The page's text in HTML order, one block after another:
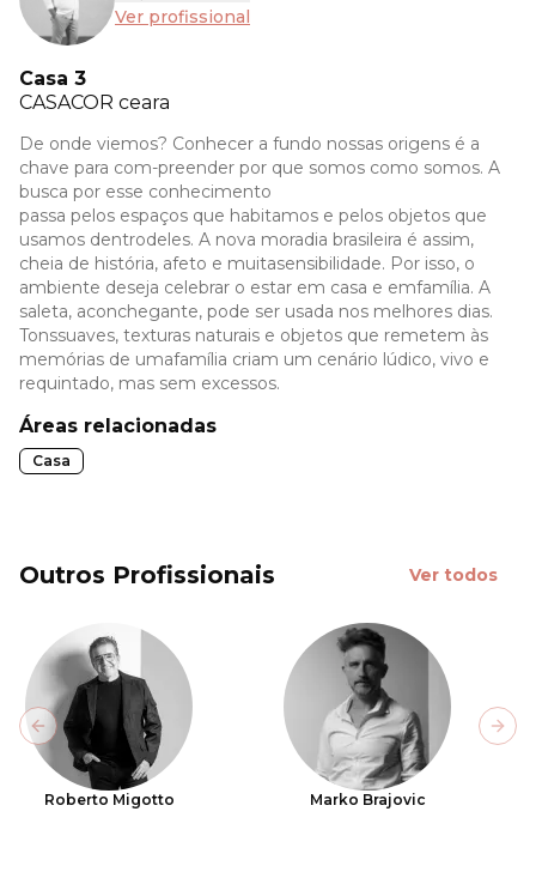
Ver profissional
Casa 3
CASACOR ceara
De onde viemos? Conhecer a fundo nossas origens é a
chave para com-preender por que somos como somos. A
busca por esse conhecimento
passa pelos espaços que habitamos e pelos objetos que
usamos dentrodeles. A nova moradia brasileira é assim,
cheia de história, afeto e muitasensibilidade. Por isso, o
ambiente deseja celebrar o estar em casa e emfamília. A
saleta, aconchegante, pode ser usada nos melhores dias.
Tonssuaves, texturas naturais e objetos que remetem às
memórias de umafamília criam um cenário lúdico, vivo e
requintado, mas sem excessos.
Áreas relacionadas
Casa
Outros Profissionais Ver todos
Roberto Migotto Marko Brajovic
Previous slide